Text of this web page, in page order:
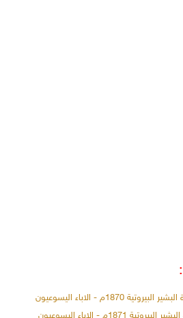
- الاباء اليسوعيون
- الاباء اليسوعيون